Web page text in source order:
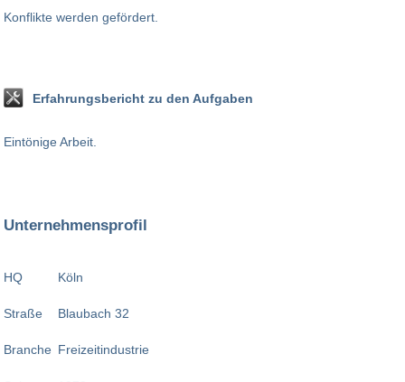
Konflikte werden gefördert.
Erfahrungsbericht zu den Aufgaben
Eintönige Arbeit.
Unternehmensprofil
HQ
Straße
Branche
Köln
Blaubach 32
Freizeitindustrie